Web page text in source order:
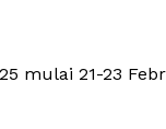
mulai 21-23